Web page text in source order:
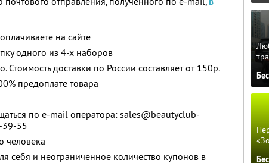
на сайте
одного из 4-х наборов
Стоимость доставки по России составляет от 150р.
предоплате товара
по e-mail оператора: sales@beautyclub-
39-55
человека
себя и неограниченное количество купонов в